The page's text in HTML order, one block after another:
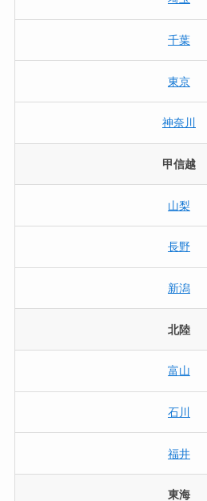
千葉
東京
神奈川
甲信越
山梨
長野
新潟
北陸
富山
石川
福井
東海